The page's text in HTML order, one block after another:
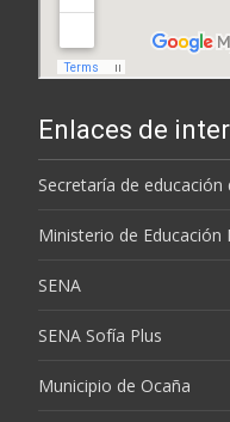
Enlaces de
Secretaría de
Ministerio de Educación
SENA
SENA Sofía Plus
Municipio de Ocaña